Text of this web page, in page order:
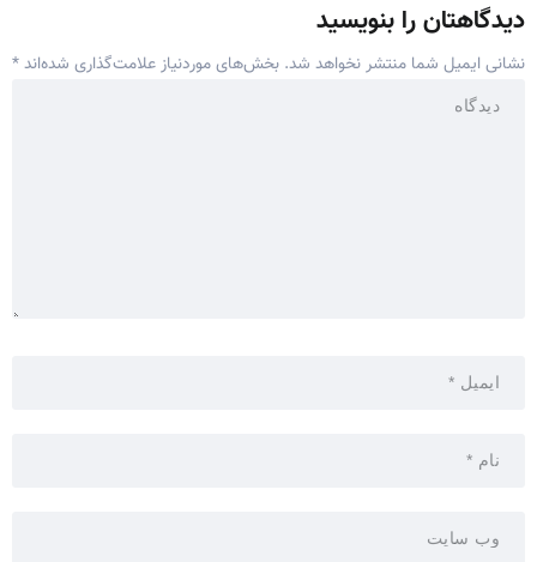
دیدگاهتان را بنویسید
نشانی ایمیل شما منتشر نخواهد شد. بخش‌های موردنیاز علامت‌گذاری شده‌اند*